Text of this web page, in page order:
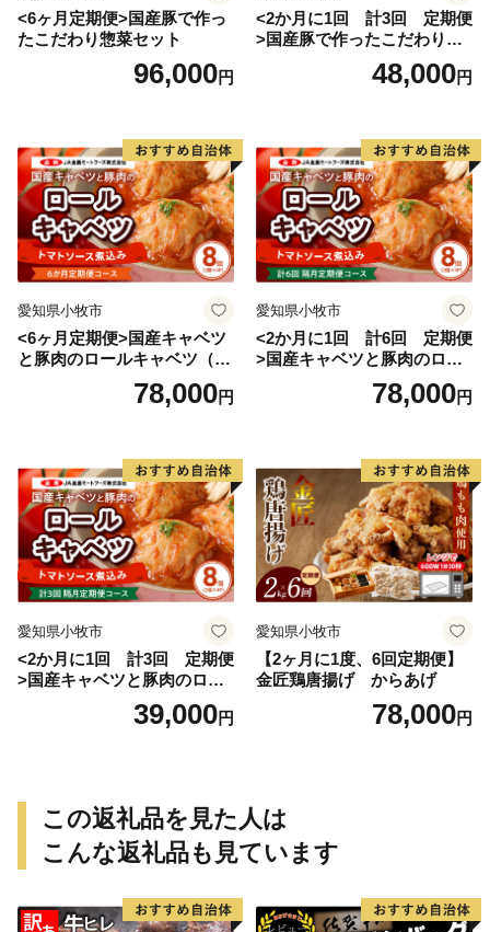
<6ヶ月定期便>国産豚で作っ
たこだわり惣菜セット
96,000円
<2か月に1回 計3回 定期便
>国産豚で作ったこだわり惣
48,000円
愛知県小牧市
<6ヶ月定期便>国産キャベツ
と豚肉のロールキャベツ（4P
78,000円
愛知県小牧市
<2か月に1回 計6回 定期便
>国産キャベツと豚肉のロー
ルキャベツ（4P入り）
78,000円
愛知県小牧市
<2か月に1回 計3回 定期便
>国産キャベツと豚肉のロー
ルキャベツ（4P入り）
39,000円
愛知県小牧市
【2ヶ月に1度、6回定期便】
金匠鶏唐揚げ からあげ
78,000円
この返礼品を見た人は
こんな返礼品も見ています